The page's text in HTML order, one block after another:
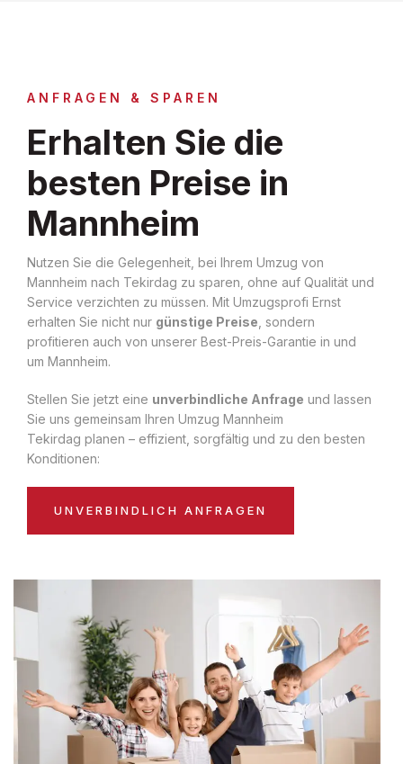
ANFRAGEN & SPAREN
Erhalten Sie die
besten Preise in
Mannheim
Nutzen Sie die Gelegenheit, bei Ihrem Umzug von
Mannheim nach Tekirdag zu sparen, ohne auf Qualität und
Service verzichten zu müssen. Mit Umzugsprofi Ernst
erhalten Sie nicht nur günstige Preise , sondern
profitieren auch von unserer Best-Preis-Garantie in und
um Mannheim.
Stellen Sie jetzt eine unverbindliche Anfrage und lassen
Sie uns gemeinsam Ihren Umzug Mannheim
Tekirdag planen – effizient, sorgfältig und zu den besten
Konditionen:
UNVERBINDLICH ANFRAGEN